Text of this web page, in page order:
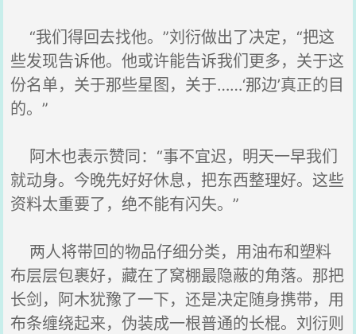
“我们得回去找他。”刘衍做出了决定，“把这
些发现告诉他。他或许能告诉我们更多，关于这
份名单，关于那些星图，关于……‘那边’真正的目
的。”
阿木也表示赞同：“事不宜迟，明天一早我们
就动身。今晚先好好休息，把东西整理好。这些
资料太重要了，绝不能有闪失。”
两人将带回的物品仔细分类，用油布和塑料
布层层包裹好，藏在了窝棚最隐蔽的角落。那把
长剑，阿木犹豫了一下，还是决定随身携带，用
布条缠绕起来，伪装成一根普通的长棍。刘衍则